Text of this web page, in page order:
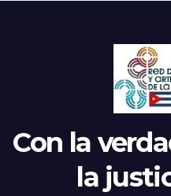
Con la
la